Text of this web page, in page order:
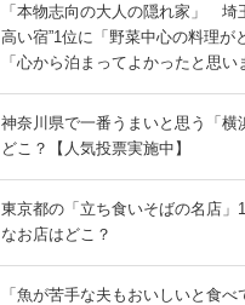
「本物志向の大人の隠れ家」 埼
高い宿”1位に「野菜中心の料理が
「心から泊まってよかったと思い
神奈川県で一番うまいと思う「横
どこ？【人気投票実施中】
東京都の「立ち食いそばの名店
なお店はどこ？
「魚が苦手な夫もおいしいと食